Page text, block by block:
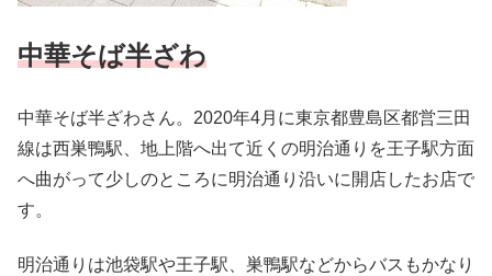
中華そば半ざわ
中華そば半ざわさん。2020年4月に東京都豊島区都営三田
線は西巣鴨駅、地上階へ出て近くの明治通りを王子駅方面
へ曲がって少しのところに明治通り沿いに開店したお店で
す。
明治通りは池袋駅や王子駅、巣鴨駅などからバスもかなり